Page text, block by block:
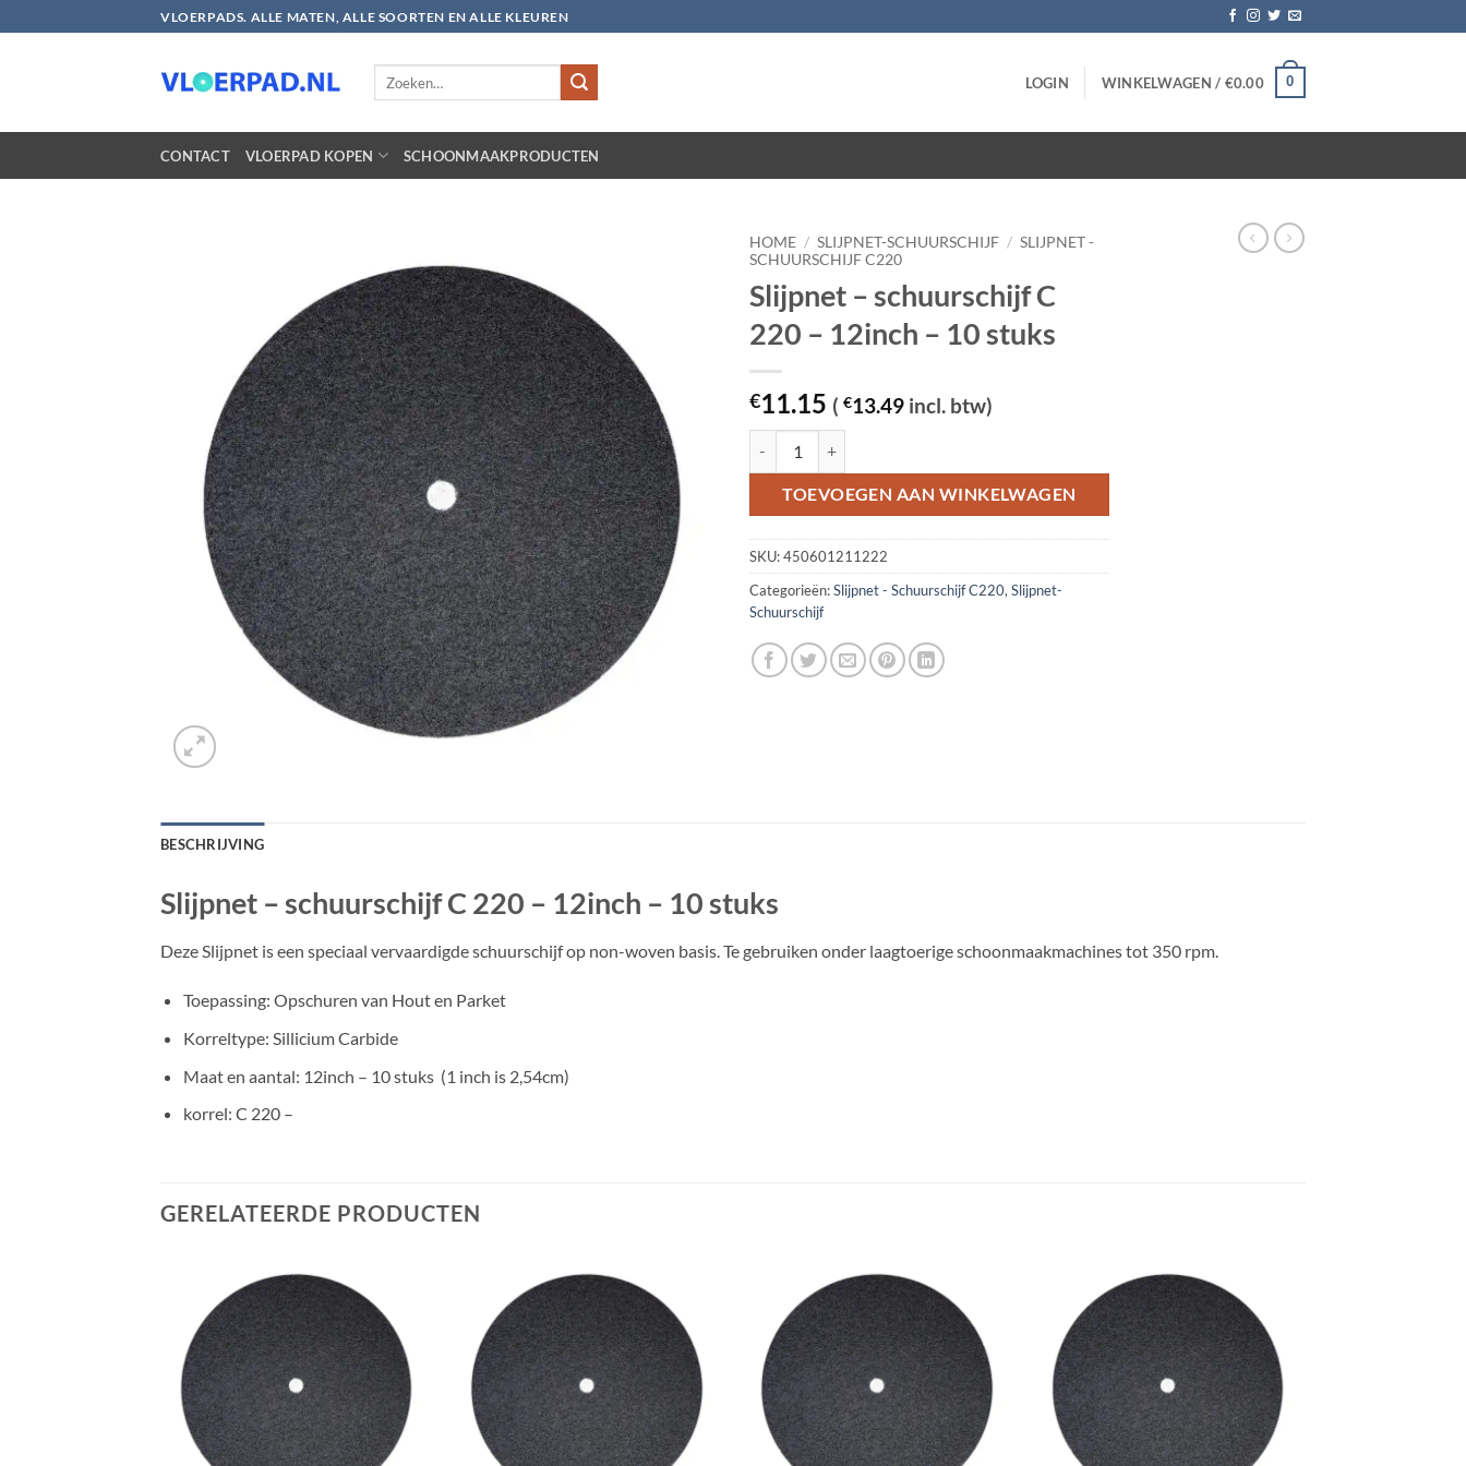
naar
VLOERPADS. ALLE MATEN, ALLE SOORTEN EN ALLE KLEUREN
LOGIN WINKELWAGEN / €0.00 0
CONTACT VLOERPAD KOPEN SCHOONMAAKPRODUCTEN
HOME / SLIJPNET-SCHUURSCHIJF / SLIJPNET -
SCHUURSCHIJF C220
Slijpnet – schuurschijf C
220 – 12inch – 10 stuks
€11.15 ( €13.49 incl. btw)
TOEVOEGEN AAN WINKELWAGEN
SKU:450601211222
Categorieën:Slijpnet - Schuurschijf C220, Slijpnet-
Schuurschijf
BESCHRIJVING
Slijpnet – schuurschijf C 220 – 12inch – 10 stuks
Deze Slijpnet is een speciaal vervaardigde schuurschijf op non-woven basis. Te gebruiken onder laagtoerige schoonmaakmachines tot 350 rpm.
Toepassing: Opschuren van Hout en Parket
Korreltype: Sillicium Carbide
Maat en aantal: 12inch – 10 stuks (1 inch is 2,54cm)
korrel: C 220 –
GERELATEERDE PRODUCTEN